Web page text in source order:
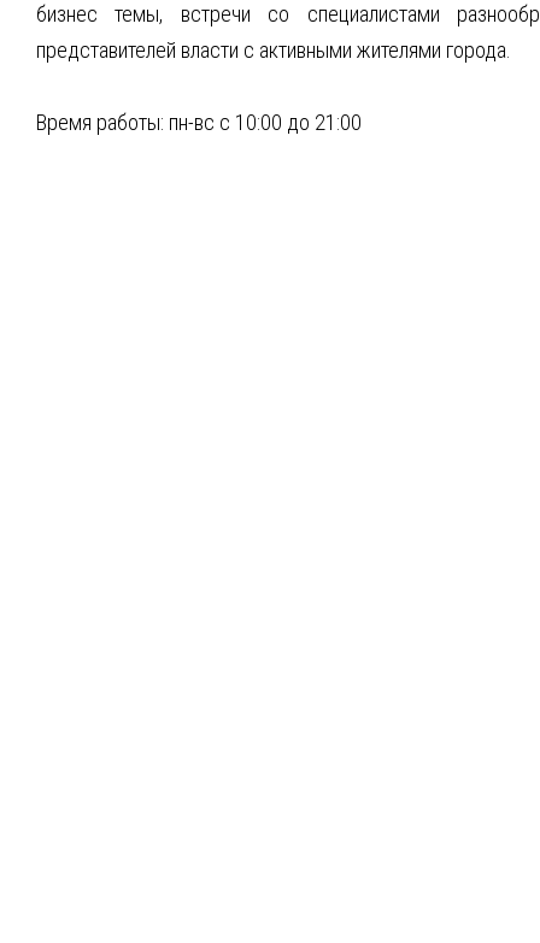
бизнес темы, встречи со специалистами
представителей власти с активными жителями города.
Время работы: пн-вс с 10:00 до 21:00